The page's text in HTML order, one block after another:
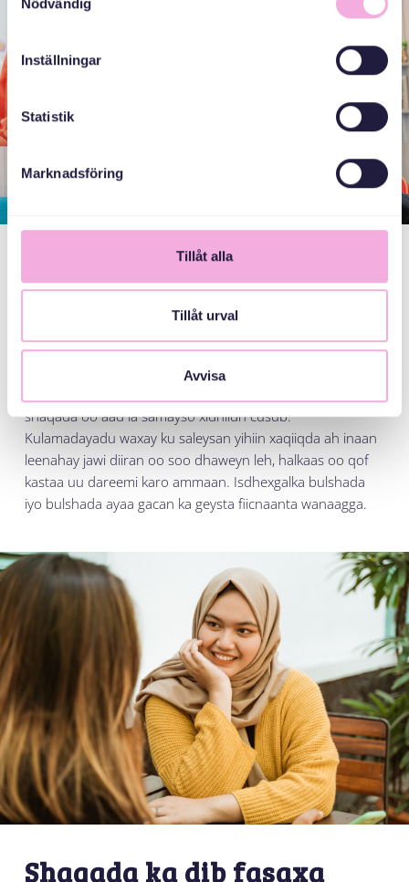
Inställningar
Statistik
Marknadsföring
Tillåt alla
Tillåt urval
Avvisa
u ah gaaritaanka yoolalka kale. Marka ladnaan la'aantu ay
xumaato, way adag tahay inaad barato luuqad cusub,
shaqada oo aad la samayso xidhiidh cusub.
Kulamadayadu waxay ku saleysan yihiin xaqiiqda ah inaan
leenahay jawi diiran oo soo dhaweyn leh, halkaas oo qof
kastaa uu dareemi karo ammaan. Isdhexgalka bulshada
iyo bulshada ayaa gacan ka geysta fiicnaanta wanaagga.
Shaqada ka dib fasaxa